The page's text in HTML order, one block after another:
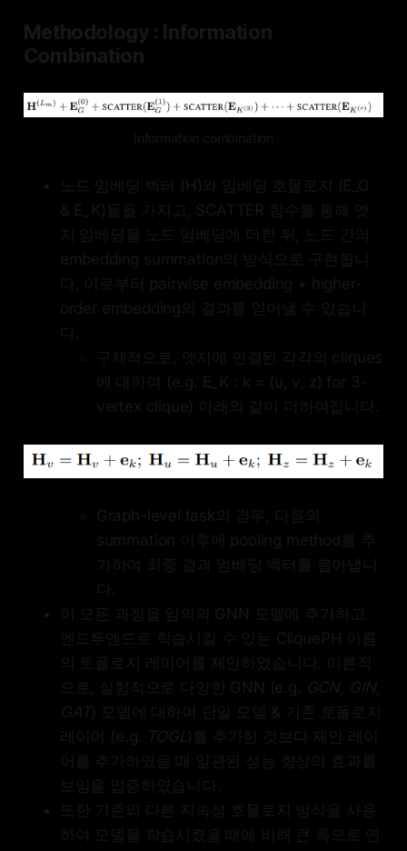
Methodology : Information
Combination
Information combination
노드 임베딩 벡터 (H)와 임베딩 호몰로지 (E_G
& E_K)들을 가지고, SCATTER 함수를 통해 엣
지 임베딩을 노드 임베딩에 더한 뒤, 노드 간의
embedding summation의 방식으로 구현됩니
다. 이로부터 pairwise embedding + higher-
order embedding의 결과를 얻어낼 수 있습니
다.
구체적으로, 엣지에 연결된 각각의 cliques
에 대하여 (e.g. E_K : k = (u, v, z) for 3-
vertex clique) 아래와 같이 더하여집니다.
Graph-level task의 경우, 다음의
summation 이후에 pooling method를 추
가하여 최종 결과 임베딩 벡터를 뽑아냅니
다.
이 모든 과정을 임의의 GNN 모델에 추가하고
엔드투엔드로 학습시킬 수 있는 CliquePH 이름
의 토폴로지 레이어를 제안하였습니다. 이론적
으로, 실험적으로 다양한 GNN (e.g. GCN, GIN,
GAT) 모델에 대하여 단일 모델 & 기존 토폴로지
레이어 (e.g. TOGL )를 추가한 것보다 제안 레이
어를 추가하였을 때 일관된 성능 향상의 효과를
보임을 입증하였습니다.
또한 기존의 다른 지속성 호몰로지 방식을 사용
하여 모델을 학습시켰을 때에 비해 큰 폭으로 연